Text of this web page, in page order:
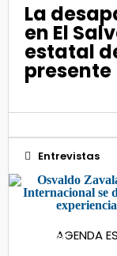
La
en El
estatal
presente
Entrevistas
19
Dic 2024AGENDA